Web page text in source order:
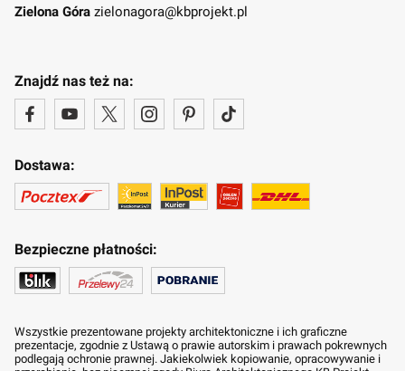
Zielona Góra zielonagora@kbprojekt.pl
Znajdź nas też na:
Dostawa:
Bezpieczne płatności:
Wszystkie prezentowane projekty architektoniczne i ich graficzne
prezentacje, zgodnie z Ustawą o prawie autorskim i prawach pokrewnych
podlegają ochronie prawnej. Jakiekolwiek kopiowanie, opracowywanie i